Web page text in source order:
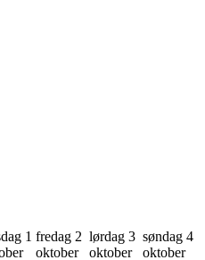
1 fredag 2
oktober
lørdag 3
oktober
søndag 4
oktober